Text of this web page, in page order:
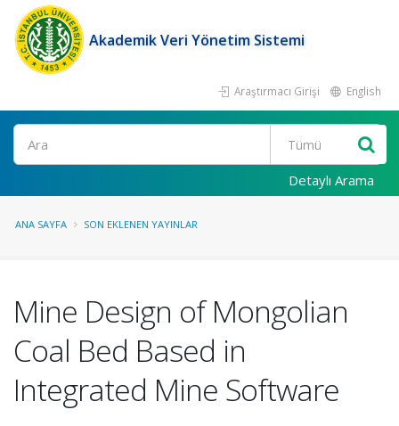
Akademik Veri Yönetim Sistemi
Araştırmacı Girişi English
Ara
Detaylı Arama
ANA SAYFA SON EKLENEN YAYINLAR
Mine Design of Mongolian
Coal Bed Based in
Integrated Mine Software